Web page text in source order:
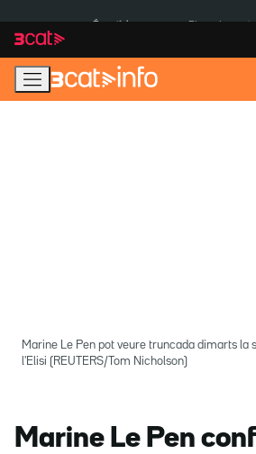
navegació
principal
contingut
Marine Le Pen pot veure truncada dimarts la
l'Elisi (REUTERS/Tom Nicholson)
Marine Le Pen